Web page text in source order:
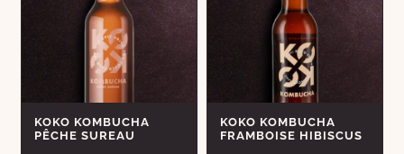
KOKO KOMBUCHA
PÊCHE SUREAU
KOKO KOMBUCHA
FRAMBOISE HIBISCUS